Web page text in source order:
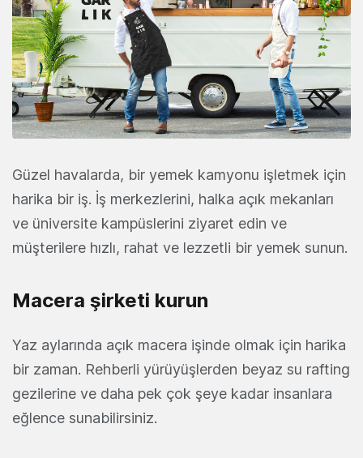
Güzel havalarda, bir yemek kamyonu işletmek için
harika bir iş. İş merkezlerini, halka açık mekanları
ve üniversite kampüslerini ziyaret edin ve
müşterilere hızlı, rahat ve lezzetli bir yemek sunun.
Macera şirketi kurun
Yaz aylarında açık macera işinde olmak için harika
bir zaman. Rehberli yürüyüşlerden beyaz su rafting
gezilerine ve daha pek çok şeye kadar insanlara
eğlence sunabilirsiniz.